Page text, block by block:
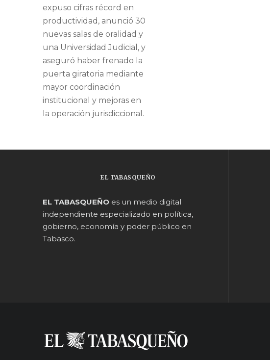
expuso cifras récord en
productividad, anunció 30
nuevas salas de oralidad y
una Universidad Judicial, y
aseguró haber frenado la
puerta giratoria mediante
mayor coordinación
institucional y mejoras en
la operación jurisdiccional.
EL TABASQUEÑO
EL TABASQUEÑO es un medio digital
independiente especializado en política,
gobierno, economía y poder público en
Tabasco.